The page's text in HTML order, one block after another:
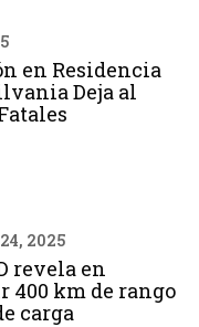
en Residencia
Deja al
2025
revela en
400 km de rango
carga